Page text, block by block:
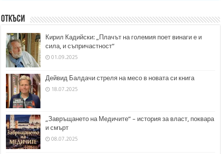
Откъси
Кирил Кадийски: „Плачът на големия поет винаги е и
сила, и съпричастност“
01.09.2025
Дейвид Балдачи стреля на месо в новата си книга
18.07.2025
„Завръщането на Медичите“ – история за власт, поквара
и смърт
08.07.2025